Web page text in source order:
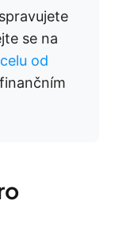
se na
od